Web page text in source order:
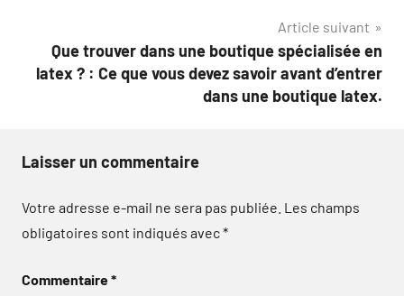
Article suivant
Que trouver dans une boutique spécialisée en
latex ? : Ce que vous devez savoir avant d’entrer
dans une boutique latex.
Laisser un commentaire
Votre adresse e-mail ne sera pas publiée. Les champs
obligatoires sont indiqués avec*
Commentaire*